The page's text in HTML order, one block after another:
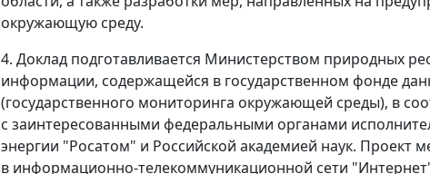
окружающую среду.
4. Доклад подготавливается Министерством природных
информации, содержащейся в государственном фонде
(государственного мониторинга окружающей среды), в
с заинтересованными федеральными органами
энергии "Росатом" и Российской академией наук.
в информационно-телекоммуникационной сети